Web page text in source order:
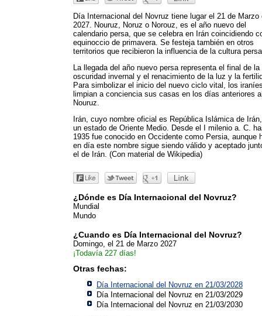
Día Internacional del Novruz tiene lugar el 21 de Marzo
2027. Nouruz, Noruz o Norouz, es el año nuevo del
calendario persa, que se celebra en Irán coincidiendo
equinoccio de primavera. Se festeja también en otros
territorios que recibieron la influencia de la cultura
La llegada del año nuevo persa representa el final de la
oscuridad invernal y el renacimiento de la luz y la
Para simbolizar el inicio del nuevo ciclo vital, los
limpian a conciencia sus casas en los días anteriores
Nouruz.
Irán, cuyo nombre oficial es República Islámica de
un estado de Oriente Medio. Desde el I milenio a. C.
1935 fue conocido en Occidente como Persia, aunque
en día este nombre sigue siendo válido y aceptado
el de Irán. (Con material de Wikipedia)
¿Dónde es Día Internacional del Novruz?
Mundial
Mundo
¿Cuando es Día Internacional del Novruz?
Domingo, el 21 de Marzo 2027
¡Todavía 227 días!
Otras fechas:
Día Internacional del Novruz en 21/03/2028
Día Internacional del Novruz en 21/03/2029
Día Internacional del Novruz en 21/03/2030